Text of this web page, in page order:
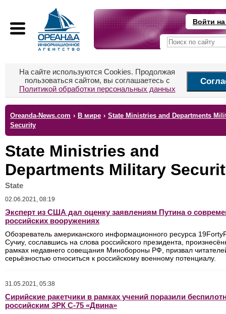
Войти
На сайте используются Cookies. Продолжая
пользоваться сайтом, вы соглашаетесь с
Политикой обработки персональных данных
Oreanda-News.com › В мире › State Ministries and Departments
Security
State Ministries and
Departments Military
State
02.06.2021, 08:19
Эксперт из США дал оценку заявлениям Путина о
российских вооружениях
Обозреватель американского информационного ресурса
Сучиу, сославшись на слова российского президента,
рамках недавнего совещания Минобороны РФ, призвал
серьёзностью относиться к российскому военному потенциалу.
31.05.2021, 05:38
Сирийские ракетчики в рамках учений поразили
российским ЗРК С-75 «Двина»